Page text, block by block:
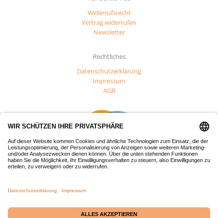
Widerrufsrecht
Vertrag widerrufen
Newsletter
Rechtliches
Datenschutzerklärung
Impressum
AGB
regionale Entwicklung (EFRE) gefördert.